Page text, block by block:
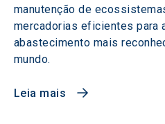
manutenção de
mercadorias eficientes para
abastecimento mais
mundo.
Leia mais